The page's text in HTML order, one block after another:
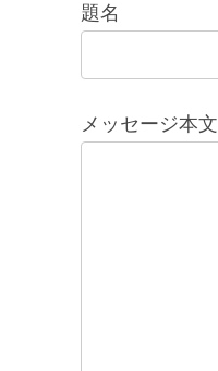
題名
メッセージ本文